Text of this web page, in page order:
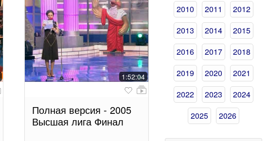
1:52:04
Полная версия - 2005
Высшая лига Финал
2010
2011
2012
2013
2014
2015
2016
2017
2018
2019
2020
2021
2022
2023
2024
2025
2026